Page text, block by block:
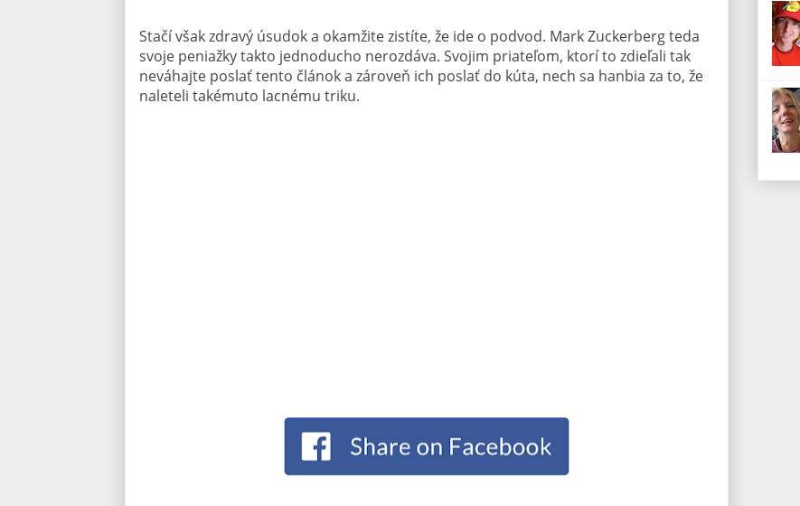
Stačí však zdravý úsudok a okamžite zistíte, že ide o podvod. Mark Zuckerberg teda
svoje peniažky takto jednoducho nerozdáva. Svojim priateľom, ktorí to zdieľali tak
neváhajte poslať tento článok a zároveň ich poslať do kúta, nech sa hanbia za to, že
naleteli takémuto lacnému triku.